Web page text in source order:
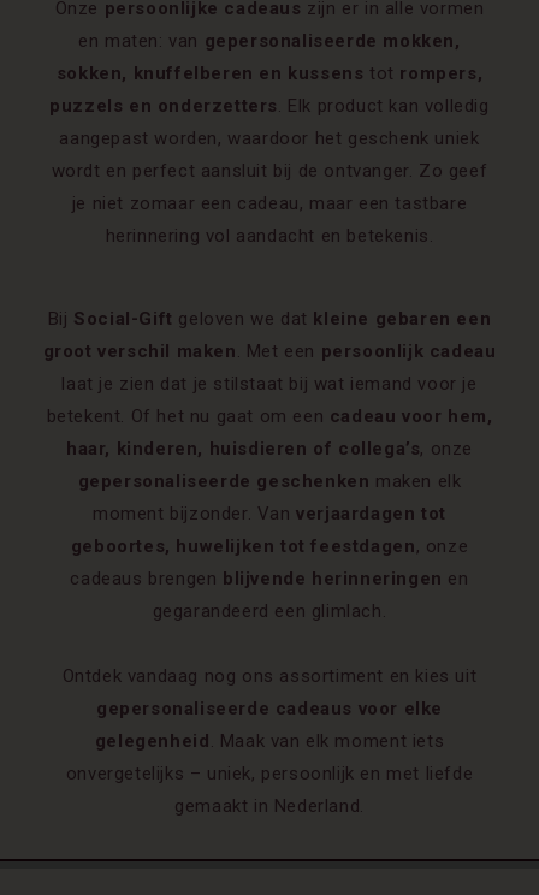
Onze persoonlijke cadeaus zijn er in alle vormen
en maten: van gepersonaliseerde mokken,
sokken, knuffelberen en kussens tot rompers,
puzzels en onderzetters. Elk product kan volledig
aangepast worden, waardoor het geschenk uniek
wordt en perfect aansluit bij de ontvanger. Zo geef
je niet zomaar een cadeau, maar een tastbare
herinnering vol aandacht en betekenis.
Bij Social-Gift geloven we dat kleine gebaren een
groot verschil maken. Met een persoonlijk cadeau
laat je zien dat je stilstaat bij wat iemand voor je
betekent. Of het nu gaat om een cadeau voor hem,
haar, kinderen, huisdieren of collega’s, onze
gepersonaliseerde geschenken maken elk
moment bijzonder. Vanverjaardagen tot
geboortes, huwelijken tot feestdagen, onze
cadeaus brengen blijvende herinneringen en
gegarandeerd een glimlach.
Ontdek vandaag nog ons assortiment en kies uit
gepersonaliseerde cadeaus voor elke
gelegenheid. Maak van elk moment iets
onvergetelijks – uniek, persoonlijk en met liefde
gemaakt in Nederland.